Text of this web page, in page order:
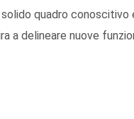
quadro
a delineare nuove